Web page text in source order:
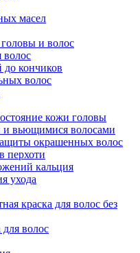
масел
и волос
волос
до кончиков
волос
кожи головы
и вьющимися волосами
окрашенных волос
перхоти
кальция
ухода
краска для волос без
волос